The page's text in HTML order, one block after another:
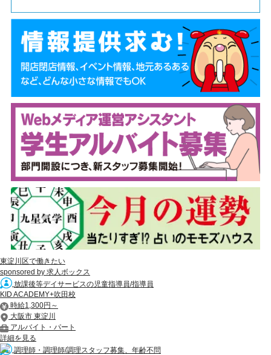
東淀川区で働きたい
sponsored by 求人ボックス
放課後等デイサービスの児童指導員/指導員
KID ACADEMY+吹田校
時給1,300円～
大阪市 東淀川
アルバイト・パート
詳細を見る
調理師・調理師/調理スタッフ募集、年齢不問